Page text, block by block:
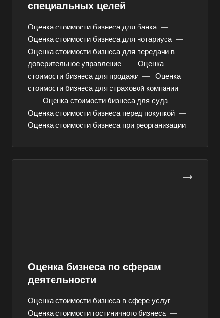
специальных целей
Оценка стоимости бизнеса для банка —
Оценка стоимости бизнеса для нотариуса —
Оценка стоимости бизнеса для передачи в
доверительное управление —
Оценка
стоимости бизнеса для продажи —
Оценка
стоимости бизнеса для страховой компании
—
Оценка стоимости бизнеса для суда —
Оценка стоимости бизнеса перед покупкой —
Оценка стоимости бизнеса при реорганизации
Оценка бизнеса по сферам
деятельности
Оценка стоимости бизнеса в сфере услуг —
Оценка стоимости гостиничного бизнеса —
Аксай
Алушта
Альметьевск
Анапа
Анжеро-Судженск
Апатиты
Апрелевка
Арзамас
Балаково